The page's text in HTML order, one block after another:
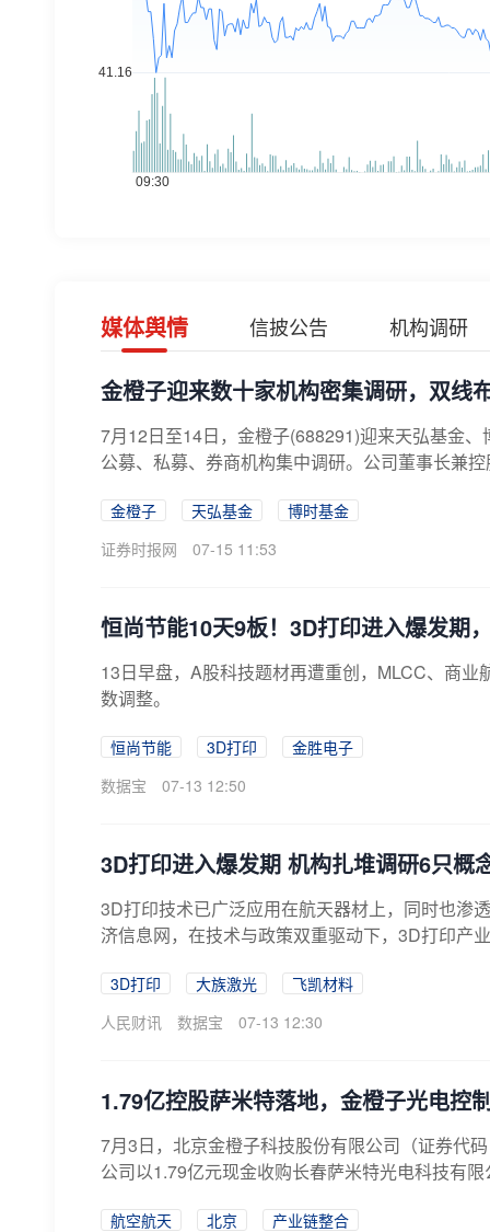
媒体舆情 信披公告 机构调研
金橙子迎来数十家机构密集调研，双线
7月12日至14日，金橙子(688291)迎来天弘基金
公募、私募、券商机构集中调研。公司董事长兼
金橙子 天弘基金
博时基金
证券时报网
07-15 11:53
恒尚节能10天9板！3D打印进入爆发期
13日早盘，A股科技题材再遭重创，MLCC、商
数调整。
恒尚节能 3D打印
金胜电子
数据宝
07-13 12:50
3D打印进入爆发期 机构扎堆调研6只概
3D打印技术已广泛应用在航天器材上，同时也渗
济信息网，在技术与政策双重驱动下，3D打印产
3D打印 大族激光
飞凯材料
人民财讯
数据宝 07-13 12:30
1.79亿控股萨米特落地，金橙子光电控
7月3日，北京金橙子科技股份有限公司（证券代
公司以1.79亿元现金收购长春萨米特光电科技有
航空航天 北京
产业链整合